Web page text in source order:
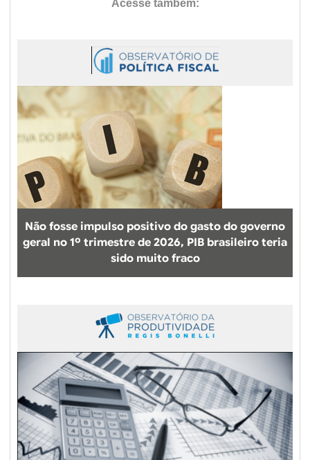
s
Não fosse impulso positivo do gasto do governo
geral no 1º trimestre de 2026, PIB brasileiro teria
sido muito fraco